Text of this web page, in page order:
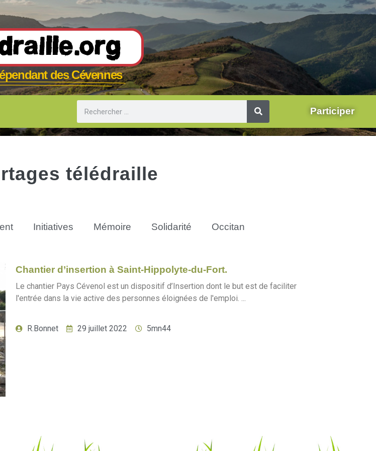
des Cévennes
Participer
télédraille
Initiatives Mémoire Solidarité Occitan
Chantier d’insertion à Saint-Hippolyte-du-Fort.
Le chantier Pays Cévenol est un dispositif d’Insertion dont le but est de faciliter
l'entrée dans la vie active des personnes éloignées de l'emploi. ...
R.Bonnet 29 juillet 2022 5mn44